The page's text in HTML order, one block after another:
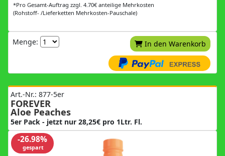
*Pro Gesamt-Auftrag zzgl. 4.70€ anteilige Mehrkosten
(Rohstoff- /Lieferketten Mehrkosten-Pauschale)
Menge: In den Warenkorb
Art.-Nr.: 877-5er
FOREVER
Aloe Peaches
5er Pack - jetzt nur 28,25€ pro 1Ltr. Fl.
-26.98%
gespart